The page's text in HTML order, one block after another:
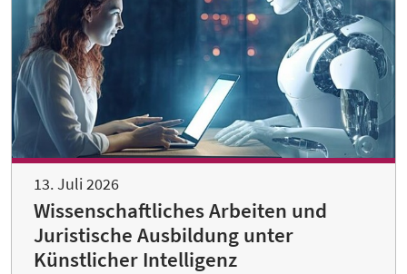
13. Juli 2026
Wissenschaftliches Arbeiten und
Juristische Ausbildung unter
Künstlicher Intelligenz